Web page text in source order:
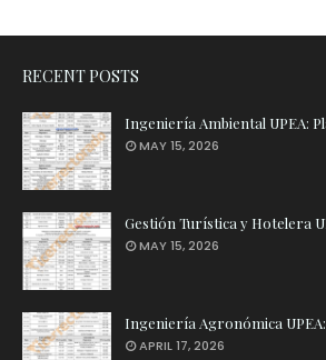
RECENT POSTS
Ingeniería Ambiental UPEA:
MAY 15, 2026
Gestión Turística y Hotelera
MAY 15, 2026
Ingeniería Agronómica
APRIL 17, 2026